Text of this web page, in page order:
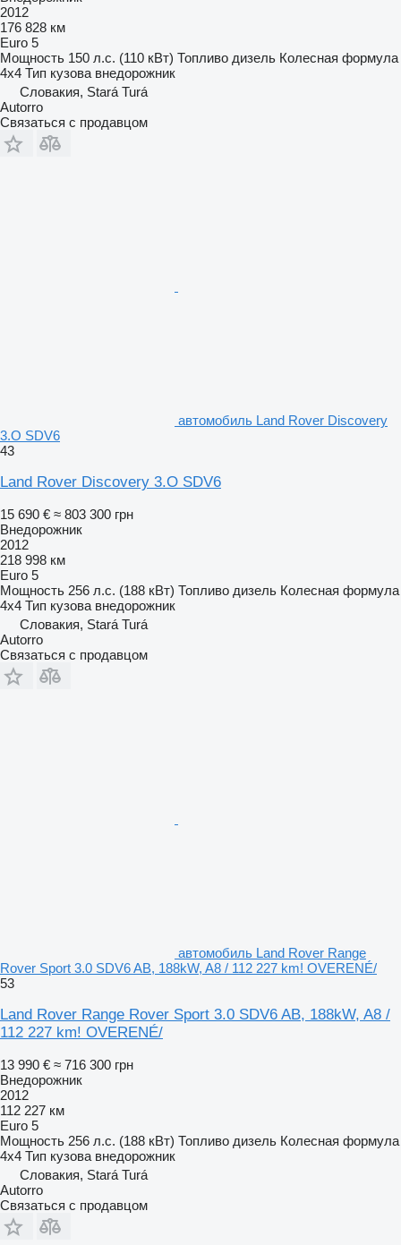
2012
176 828 км
Euro 5
Мощность 150 л.с. (110 кВт) Топливо дизель Колесная формула
4x4 Тип кузова внедорожник
Словакия, Stará Turá
Autorro
Связаться с продавцом
автомобиль Land Rover Discovery
3.O SDV6
43
Land Rover Discovery 3.O SDV6
15 690 € ≈ 803 300 грн
Внедорожник
2012
218 998 км
Euro 5
Мощность 256 л.с. (188 кВт) Топливо дизель Колесная формула
4x4 Тип кузова внедорожник
Словакия, Stará Turá
Autorro
Связаться с продавцом
автомобиль Land Rover Range
Rover Sport 3.0 SDV6 AB, 188kW, A8 / 112 227 km! OVERENÉ/
53
Land Rover Range Rover Sport 3.0 SDV6 AB, 188kW, A8 /
112 227 km! OVERENÉ/
13 990 € ≈ 716 300 грн
Внедорожник
2012
112 227 км
Euro 5
Мощность 256 л.с. (188 кВт) Топливо дизель Колесная формула
4x4 Тип кузова внедорожник
Словакия, Stará Turá
Autorro
Связаться с продавцом